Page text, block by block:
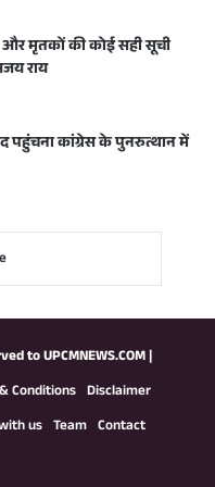
और मृतकों की कोई सही सूची
राय
पहुंचना कांग्रेस के पुनरुत्थान में
toUPCMNEWS.COM|
Conditions Disclaimer
us Team Contact